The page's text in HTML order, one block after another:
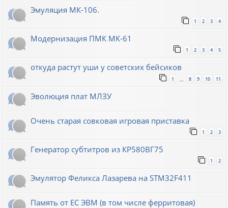
Эмуляция МК-106.
1 2 3 4
Модернизация ПМК МК-61
1 2 3 4 5
откуда растут уши у советских бейсиков
1 8 9 10 11
Эволюция плат МЛЗУ
Очень старая совковая игровая приставка
1 2 3
Генератор субтитров из КР580ВГ75
1 2
Эмулятор Феликса Лазарева на STM32F411
Память от ЕС ЭВМ (в том числе ферритовая)